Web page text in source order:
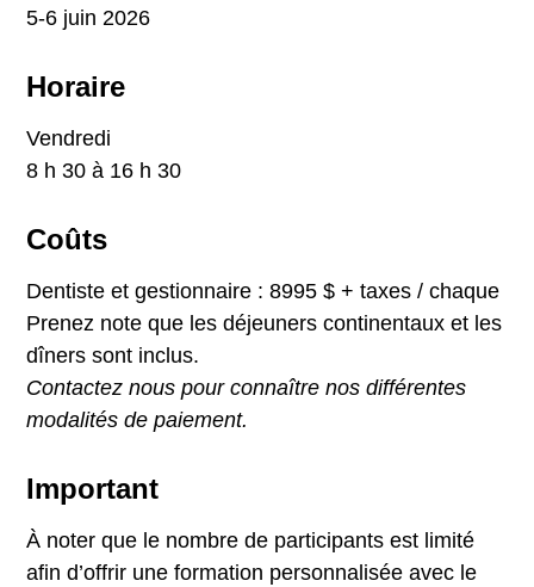
5-6 juin 2026
Horaire
Vendredi
8 h 30 à 16 h 30
Coûts
Dentiste et gestionnaire : 8995 $ + taxes / chaque
Prenez note que les déjeuners continentaux et les
dîners sont inclus.
Contactez nous pour connaître nos différentes
modalités de paiement.
Important
À noter que le nombre de participants est limité
afin d’offrir une formation personnalisée avec le